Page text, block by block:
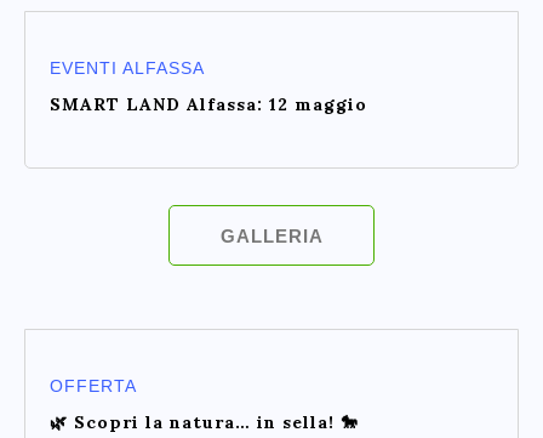
EVENTI ALFASSA
SMART LAND Alfassa: 12 maggio
GALLERIA
OFFERTA
🌿 Scopri la natura… in sella! 🐎